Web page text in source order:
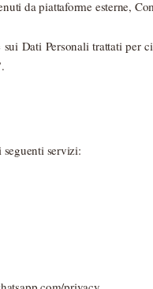
da piattaforme esterne,
Dati Personali trattati per
servizi: